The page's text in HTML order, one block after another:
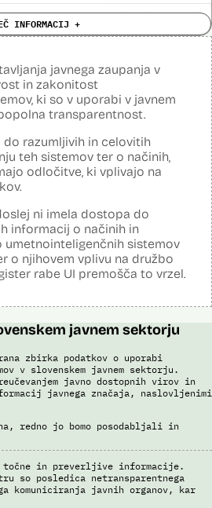
39.650,00 EUR z DDV
Ni časovno omejena
opravljena:
izdelavo in iskanje biometričnih
Neurotechnology (tehnologija
servisa, ki sta integrirana v obstoječo
policije: prvi je namenjen označevanju
drugi primerjanju fotografij obraza
znanih oseb v Evidenci
pripravi rangiran seznam oseb
album za prepoznavo oseb lahko
ki v podobnosti dosežejo
identifikacijo osebe mora
značilnosti opraviti ročno.
Evidenca fotografiranih oseb
sistema policije
sistema policije
podstran VeriLook
2020 za Slovenijo
do informacij javnega značaja
INFORMACIJ +
javnega zaupanja v
in zakonitost
ki so v uporabi v javnem
transparentnost.
do razumljivih in celovitih
teh sistemov ter o načinih,
odločitve, ki vplivajo na
ni imela dostopa do
informacij o načinih in
umetnointeligenčnih sistemov
o njihovem vplivu na družbo
rabe UI premošča to vrzel.
javnem sektorju
zbirka podatkov o uporabi
v slovenskem javnem sektorju.
javno dostopnih virov in
javnega značaja, naslovljenimi
redno jo bomo posodabljali in
točne in preverljive informacije.
so posledica netransparentnega
komuniciranja javnih organov, kar